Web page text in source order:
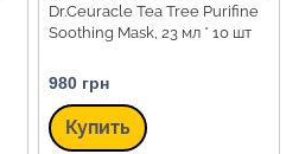
Dr.Ceuracle Tea Tree Purifine
Soothing Mask, 23 мл * 10 шт
980 грн
Купить